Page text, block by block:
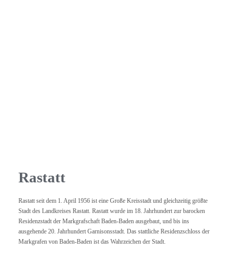
Rastatt
Rastatt seit dem 1. April 1956 ist eine Große Kreisstadt und gleichzeitig größte
Stadt des Landkreises Rastatt. Rastatt wurde im 18. Jahrhundert zur barocken
Residenzstadt der Markgrafschaft Baden-Baden ausgebaut, und bis ins
ausgehende 20. Jahrhundert Garnisonsstadt. Das stattliche Residenzschloss der
Markgrafen von Baden-Baden ist das Wahrzeichen der Stadt.